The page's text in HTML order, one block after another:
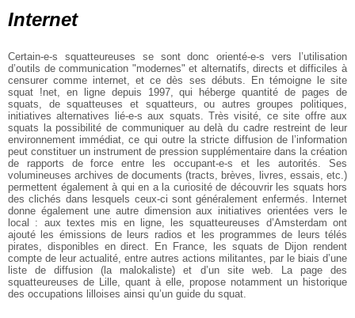
Internet
Certain-e-s squatteureuses se sont donc orienté-e-s vers l’utilisation
d’outils de communication "modernes" et alternatifs, directs et difficiles à
censurer comme internet, et ce dès ses débuts. En témoigne le site
squat !net, en lignedepuis 1997, qui héberge quantité de pages de
squats, de squatteuses etsquatteurs, ou autres groupes politiques,
initiatives alternatives lié-e-s aux squats. Très visité, ce site offre aux
squats la possibilité de communiquer audelà du cadre restreint de leur
environnement immédiat, ce qui outre la stricte diffusion de l’information
peut constituer un instrument de pression supplémentaire dans la création
de rapports de force entre les occupant-e-s etles autorités. Ses
volumineuses archives de documents (tracts, brèves, livres, essais, etc.)
permettent également à qui en a la curiosité de découvrir les squats hors
des clichés dans lesquels ceux-ci sont généralement enfermés. Internet
donne également une autre dimension aux initiatives orientées vers le
local : aux textes mis en ligne, les squatteureuses d’Amsterdam ont
ajouté les émissions de leurs radios et les programmes de leurs télés
pirates, disponibles en direct. En France, les squats de Dijon rendent
compte de leur actualité, entre autres actions militantes, par le biais d’une
liste de diffusion (lamalokaliste) et d’un site web. La page des
squatteureuses de Lille, quant àelle, propose notamment un historique
des occupations lilloises ainsi qu’un guide du squat.